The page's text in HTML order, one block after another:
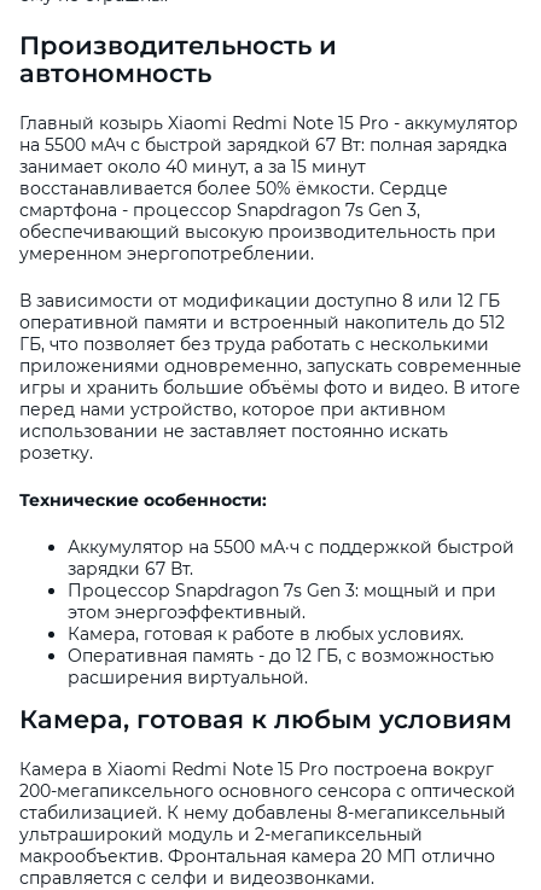
Производительность и
автономность
Главный козырь Xiaomi Redmi Note 15 Pro - аккумулятор
на 5500 мАч с быстрой зарядкой 67 Вт: полная зарядка
занимает около 40 минут, а за 15 минут
восстанавливается более 50% ёмкости. Сердце
смартфона - процессор Snapdragon 7s Gen 3,
обеспечивающий высокую производительность при
умеренном энергопотреблении.
В зависимости от модификации доступно 8 или 12 ГБ
оперативной памяти и встроенный накопитель до 512
ГБ, что позволяет без труда работать с несколькими
приложениями одновременно, запускать современные
игры и хранить большие объёмы фото и видео. В итоге
перед нами устройство, которое при активном
использовании не заставляет постоянно искать
розетку.
Технические особенности:
Аккумулятор на 5500 мА·ч с поддержкой быстрой
зарядки 67 Вт.
Процессор Snapdragon 7s Gen 3: мощный и при
этом энергоэффективный.
Камера, готовая к работе в любых условиях.
Оперативная память - до 12 ГБ, с возможностью
расширения виртуальной.
Камера, готовая к любым условиям
Камера в Xiaomi Redmi Note 15 Pro построена вокруг
200-мегапиксельного основного сенсора с оптической
стабилизацией. К нему добавлены 8-мегапиксельный
ультраширокий модуль и 2-мегапиксельный
макрообъектив. Фронтальная камера 20 МП отлично
справляется с селфи и видеозвонками.